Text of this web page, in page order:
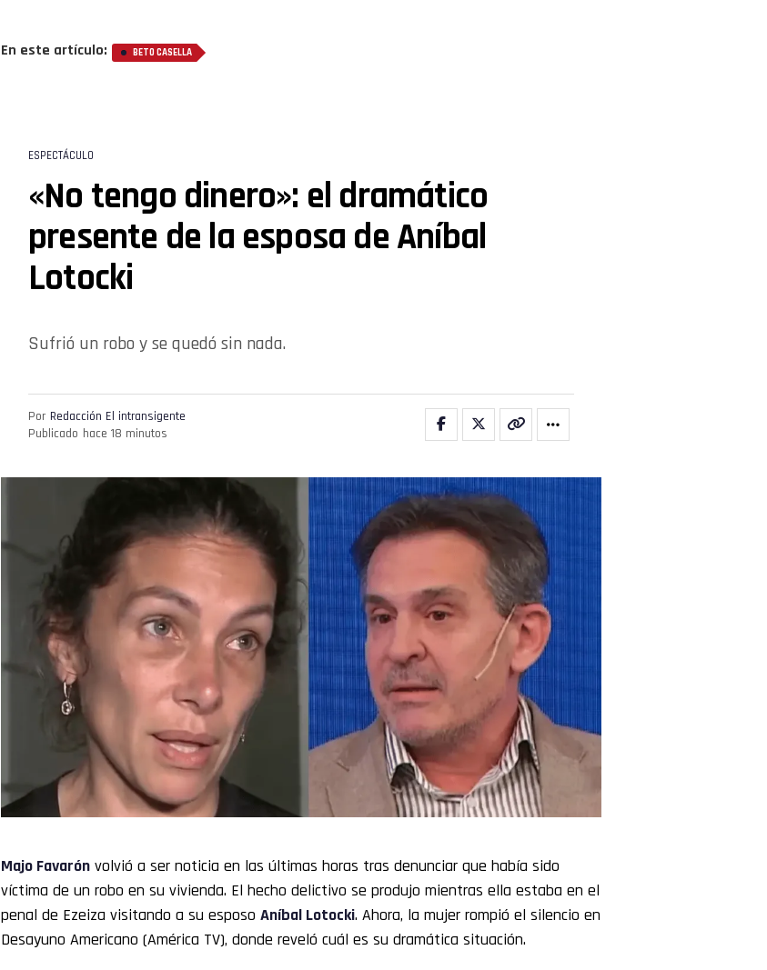
En este artículo: BETO CASELLA
ESPECTÁCULO
«No tengo dinero»: el dramático
presente de la esposa de Aníbal
Lotocki
Sufrió un robo y se quedó sin nada.
Por Redacción El intransigente
Publicado hace 18 minutos
Majo Favarón volvió a ser noticia en las últimas horas tras denunciar que había sido
víctima de un robo en su vivienda. El hecho delictivo se produjo mientras ella estaba en el
penal de Ezeiza visitando a su esposo Aníbal Lotocki. Ahora, la mujer rompió el silencio en
Desayuno Americano (América TV), donde reveló cuál es su dramática situación.